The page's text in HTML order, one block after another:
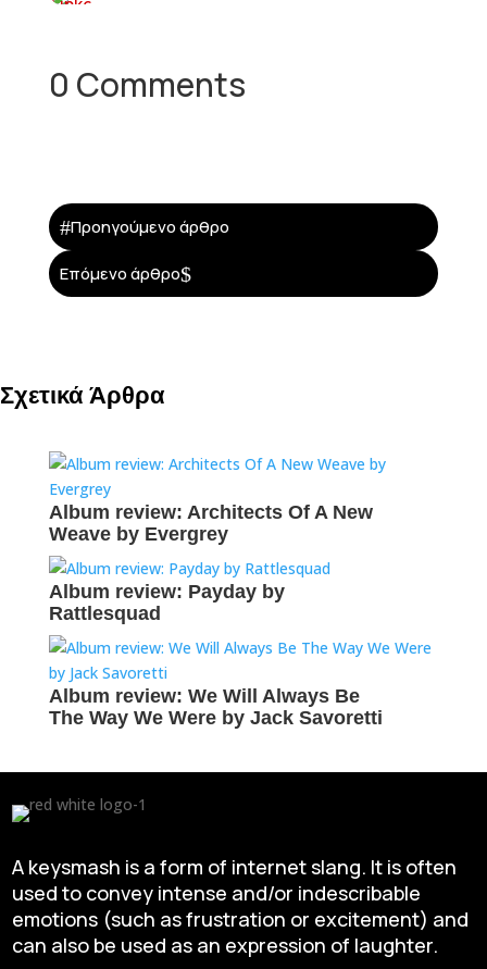
0 Comments
#Προηγούμενο άρθρο
Επόμενο άρθρο$
Σχετικά Άρθρα
Album review: Architects Of A New
Weave by Evergrey
Album review: Payday by
Rattlesquad
Album review: We Will Always Be
The Way We Were by Jack Savoretti
A keysmash is a form of internet slang. It is often
used to convey intense and/or indescribable
emotions (such as frustration or excitement) and
can also be used as an expression of laughter.